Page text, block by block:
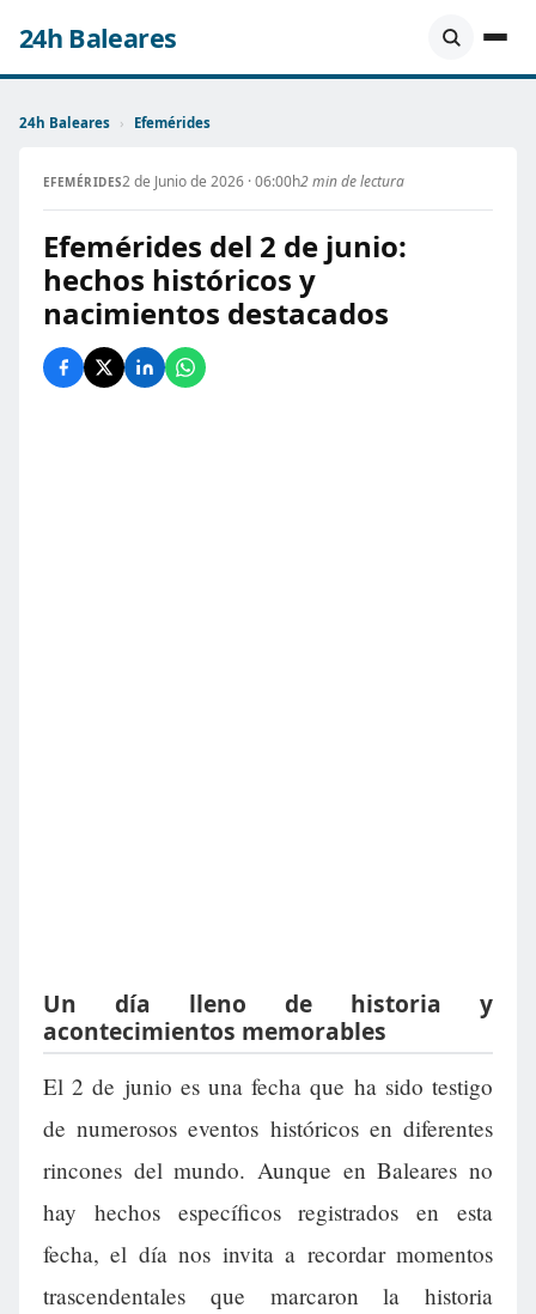
24h Baleares
24h Baleares › Efemérides
EFEMÉRIDES2 de Junio de 2026 · 06:00h2 min de lectura
Efemérides del 2 de junio:
hechos históricos y
nacimientos destacados
Un día lleno de historia y
acontecimientos memorables
El 2 de junio es una fecha que ha sido testigo
de numerosos eventos históricos en diferentes
rincones del mundo. Aunque en Baleares no
hay hechos específicos registrados en esta
fecha, el día nos invita a recordar momentos
trascendentales que marcaron la historia